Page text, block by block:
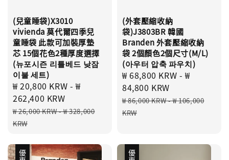
(兒童睡袋)X3010
vivienda 莫代爾四季兒
童睡袋 此款可加裝厚墊
芯 15個花色2種厚度選擇
(뉴포시즌 리틀베드 낮잠
이불 세트)
Sale
price
₩ 20,800 KRW -₩
262,400 KRW
Regular
price
₩ 26,000 KRW-₩ 328,000
KRW
(外套壓縮收納
袋)J3803BR 韓國
Branden 外套壓縮收納
袋 2個顏色2個尺寸(M/L)
(아우터 압축 파우치)
Sale
price
₩ 68,800 KRW -₩
84,800 KRW
Regular
price
₩ 86,000 KRW-₩ 106,000
KRW
優惠 優惠